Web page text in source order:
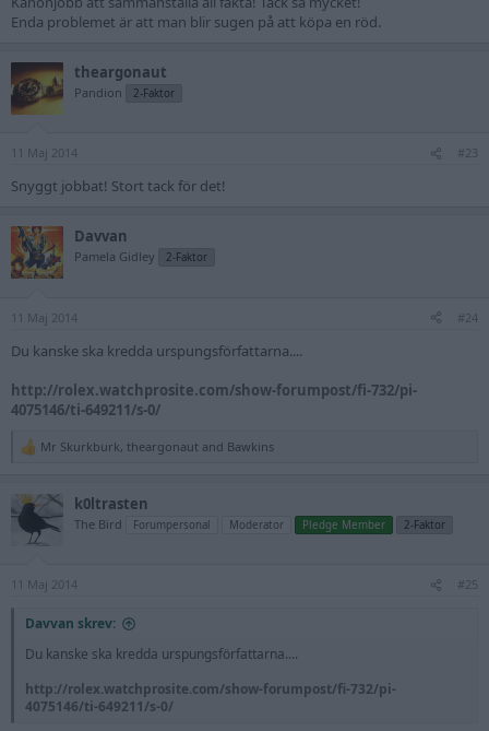
Enda problemet är att man blir sugen på att köpa en röd.
theargonaut
Pandion 2-Faktor
11 Maj 2014 #23
Snyggt jobbat! Stort tack för det!
Davvan
Pamela Gidley 2-Faktor
11 Maj 2014 #24
Du kanske ska kredda urspungsförfattarna....
http://rolex.watchprosite.com/show-forumpost/fi-732/pi-
4075146/ti-649211/s-0/
R
c
t
s
Mr Skurkburk, theargonaut and Bawkins
k0ltrasten
The Bird Forumpersonal Moderator Pledge Member 2-Faktor
11 Maj 2014 #25
Davvan skrev:
Du kanske ska kredda urspungsförfattarna....
http://rolex.watchprosite.com/show-forumpost/fi-732/pi-
4075146/ti-649211/s-0/